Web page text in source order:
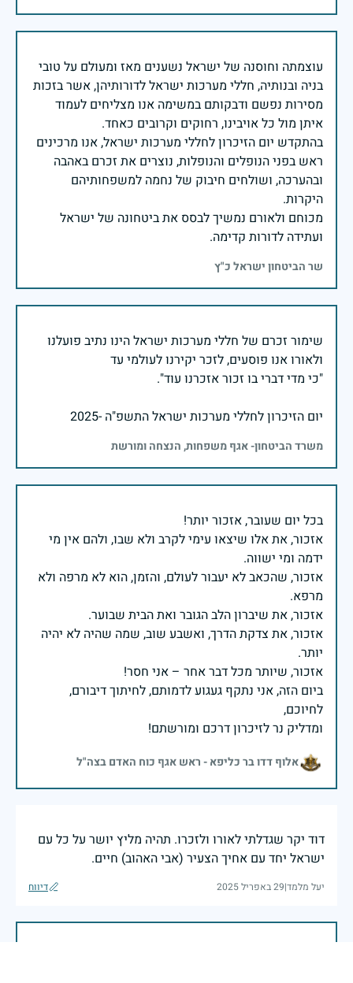
עוצמתה וחוסנה של ישראל נשענים מאז ומעולם על טובי
בניה ובנותיה, חללי מערכות ישראל לדורותיהן, אשר בזכות
מסירות נפשם ודבקותם במשימה אנו מצליחים לעמוד
בהתקדש יום הזיכרון לחללי מערכות ישראל, אנו מרכינים
ראש בפני הנופלים והנופלות, נוצרים את זכרם באהבה
ובהערכה, ושולחים חיבוק של נחמה למשפחותיהם
מכוחם ולאורם נמשיך לבסס את ביטחונה של ישראל
ועתידה לדורות קדימה.
שר הביטחון ישראל כ"ץ
שימור זכרם של חללי מערכות ישראל הינו נתיב פועלנו
יום הזיכרון לחללי מערכות ישראל התשפ"ה -2025
משרד הביטחון- אגף משפחות, הנצחה ומורשת
אזכור, את אלו שיצאו עימי לקרב ולא שבו, ולהם אין מי
אזכור, שהכאב לא יעבור לעולם, והזמן, הוא לא מרפה ולא
אזכור, את צדקת הדרך, ואשבע שוב, שמה שהיה לא יהיה
ביום הזה, אני נתקף געגוע לדמותם, לחיתוך דיבורם,
ומדליק נר לזיכרון דרכם ומורשתם!
אלוף דדו בר כליפא - ראש אגף כוח האדם בצה"ל
דוד יקר שגדלתי לאורו ולזכרו. תהיה מליץ יושר על כל עם
ישראל יחד עם אחיך הצעיר (אבי האהוב) חיים.
יעל מלמד|29 באפריל 2025 דיווח